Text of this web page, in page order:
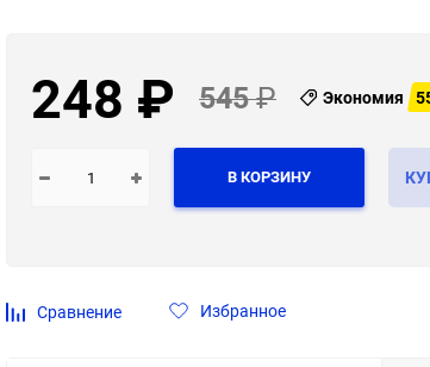
248 ₽ 545₽ Экономия
В КОРЗИНУ
Сравнение Избранное